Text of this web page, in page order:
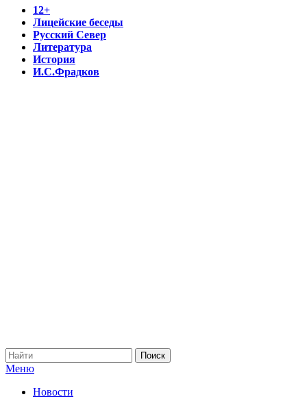
12+
Лицейские беседы
Русский Север
Литература
История
И.С.Фрадков
Меню
Новости